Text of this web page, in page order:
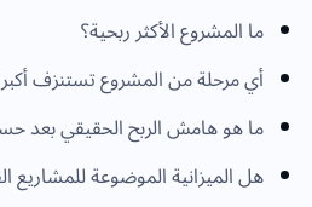
ما المشروع الأكثر ربحية؟
أي مرحلة من المشروع تستنزف
ما هو هامش الربح الحقيقي بعد
هل الميزانية الموضوعة للمشاريع